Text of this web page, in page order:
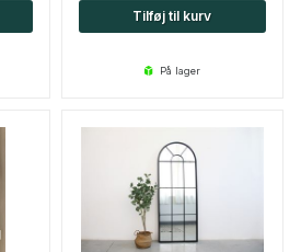
Tilføj til kurv
på lager